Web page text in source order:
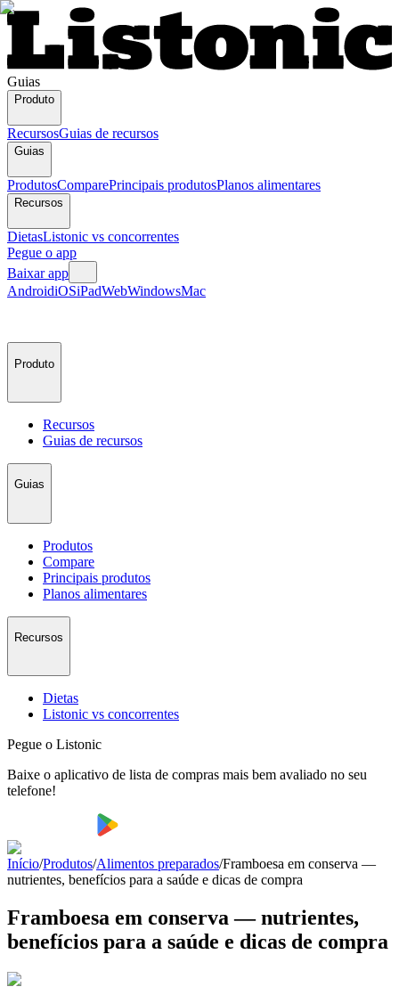
Guias
Produto
RecursosGuias de recursos
Guias
ProdutosComparePrincipais produtosPlanos alimentares
Recursos
DietasListonic vs concorrentes
Pegue o app
Baixar app
AndroidiOSiPadWebWindowsMac
Produto
Recursos
Guias de recursos
Guias
Produtos
Compare
Principais produtos
Planos alimentares
Recursos
Dietas
Listonic vs concorrentes
Pegue o Listonic
Baixe o aplicativo de lista de compras mais bem avaliado no seu
telefone!
Início/Produtos/Alimentos preparados/Framboesa em conserva —
nutrientes, benefícios para a saúde e dicas de compra
Framboesa em conserva — nutrientes,
benefícios para a saúde e dicas de compra